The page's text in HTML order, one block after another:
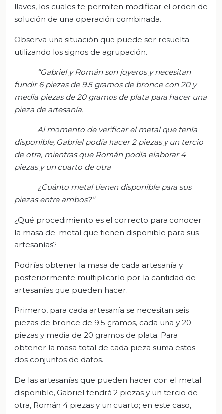
llaves, los cuales te permiten modificar el orden de
solución de una operación combinada.
Observa una situación que puede ser resuelta
utilizando los signos de agrupación.
“Gabriel y Román son joyeros y necesitan
fundir 6 piezas de 9.5 gramos de bronce con 20 y
media piezas de 20 gramos de plata para hacer una
pieza de artesanía.
Al momento de verificar el metal que tenía
disponible, Gabriel podía hacer 2 piezas y un tercio
de otra, mientras que Román podía elaborar 4
piezas y un cuarto de otra
¿Cuánto metal tienen disponible para sus
piezas entre ambos?”
¿Qué procedimiento es el correcto para conocer
la masa del metal que tienen disponible para sus
artesanías?
Podrías obtener la masa de cada artesanía y
posteriormente multiplicarlo por la cantidad de
artesanías que pueden hacer.
Primero, para cada artesanía se necesitan seis
piezas de bronce de 9.5 gramos, cada una y 20
piezas y media de 20 gramos de plata. Para
obtener la masa total de cada pieza suma estos
dos conjuntos de datos.
De las artesanías que pueden hacer con el metal
disponible, Gabriel tendrá 2 piezas y un tercio de
otra, Román 4 piezas y un cuarto; en este caso,